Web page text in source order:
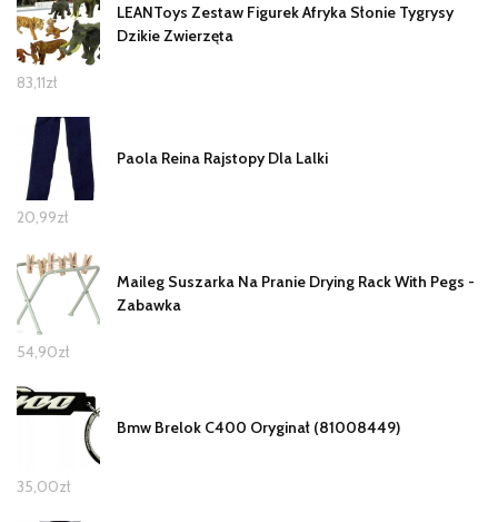
LEANToys Zestaw Figurek Afryka Słonie Tygrysy
Dzikie Zwierzęta
83,11zł
Paola Reina Rajstopy Dla Lalki
20,99zł
Maileg Suszarka Na Pranie Drying Rack With Pegs -
Zabawka
54,90zł
Bmw Brelok C400 Oryginał (81008449)
35,00zł